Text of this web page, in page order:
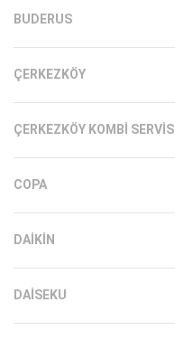
BUDERUS
ÇERKEZKÖY
ÇERKEZKÖY KOMBI SERVISI
COPA
DAIKIN
DAISEKU